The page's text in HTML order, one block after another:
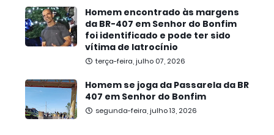
Homem encontrado às margens
da BR-407 em Senhor do Bonfim
foi identificado e pode ter sido
vítima de latrocínio
terça-feira, julho 07, 2026
Homem se joga da Passarela da BR
407 em Senhor do Bonfim
segunda-feira, julho 13, 2026